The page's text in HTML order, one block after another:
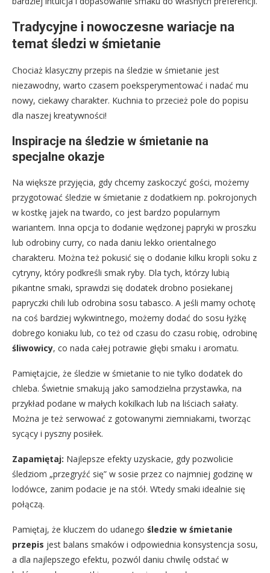
Tradycyjne i nowoczesne wariacje na
temat śledzi w śmietanie
Chociaż klasyczny przepis na śledzie w śmietanie jest
niezawodny, warto czasem poeksperymentować i nadać mu
nowy, ciekawy charakter. Kuchnia to przecież pole do popisu
dla naszej kreatywności!
Inspiracje na śledzie w śmietanie na
specjalne okazje
Na większe przyjęcia, gdy chcemy zaskoczyć gości, możemy
przygotować śledzie w śmietanie z dodatkiem np. pokrojonych
w kostkę jajek na twardo, co jest bardzo popularnym
wariantem. Inna opcja to dodanie wędzonej papryki w proszku
lub odrobiny curry, co nada daniu lekko orientalnego
charakteru. Można też pokusić się o dodanie kilku kropli soku z
cytryny, który podkreśli smak ryby. Dla tych, którzy lubią
pikantne smaki, sprawdzi się dodatek drobno posiekanej
papryczki chili lub odrobina sosu tabasco. A jeśli mamy ochotę
na coś bardziej wykwintnego, możemy dodać do sosu łyżkę
dobrego koniaku lub, co też od czasu do czasu robię, odrobinę
śliwowicy, co nada całej potrawie głębi smaku i aromatu.
Pamiętajcie, że śledzie w śmietanie to nie tylko dodatek do
chleba. Świetnie smakują jako samodzielna przystawka, na
przykład podane w małych kokilkach lub na liściach sałaty.
Można je też serwować z gotowanymi ziemniakami, tworząc
sycący i pyszny posiłek.
Zapamiętaj: Najlepsze efekty uzyskacie, gdy pozwolicie
śledziom „przegryźć się” w sosie przez co najmniej godzinę w
lodówce, zanim podacie je na stół. Wtedy smaki idealnie się
połączą.
Pamiętaj, że kluczem do udanego śledzie w śmietanie
przepis jest balans smaków i odpowiednia konsystencja sosu,
a dla najlepszego efektu, pozwól daniu chwilę odstać w